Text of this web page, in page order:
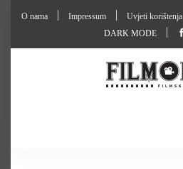
O nama Impressum Uvjeti korištenja
DARK MODE